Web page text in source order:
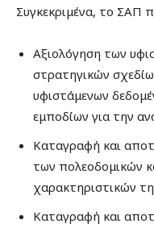
Συγκεκριμένα, το ΣΑΠ
Αξιολόγηση των
στρατηγικών
υφιστάμενων
εμποδίων για την
Καταγραφή και
των πολεοδομικών
χαρακτηριστικών
Καταγραφή και